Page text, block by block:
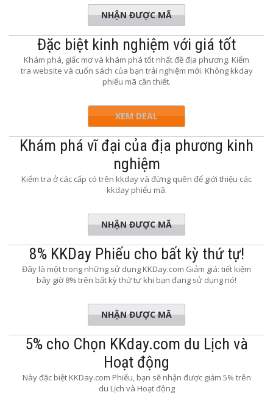
APP5OFF
NHẬN ĐƯỢC MÃ
Đặc biệt kinh nghiệm với giá tốt
Khám phá, giấc mơ và khám phá tốt nhất đề địa phương. Kiểm
tra website và cuốn sách của bạn trải nghiệm mới. Không kkday
phiếu mã cần thiết.
XEM DEAL
Khám phá vĩ đại của địa phương kinh
nghiệm
Kiểm tra ở các cấp có trên kkday và đừng quên để giới thiệu các
kkday phiếu mã.
DAY5OFF
NHẬN ĐƯỢC MÃ
8% KKDay Phiếu cho bất kỳ thứ tự!
Đây là một trong những sử dụng KKDay.com Giảm giá: tiết kiệm
bây giờ 8% trên bất kỳ thứ tự khi bạn đang sử dụng nó!
N4FF8R
NHẬN ĐƯỢC MÃ
5% cho Chọn KKday.com du Lịch và
Hoạt động
Này đặc biệt KKDay.com Phiếu, bạn sẽ nhận được giảm 5% trên
du Lịch và Hoạt động